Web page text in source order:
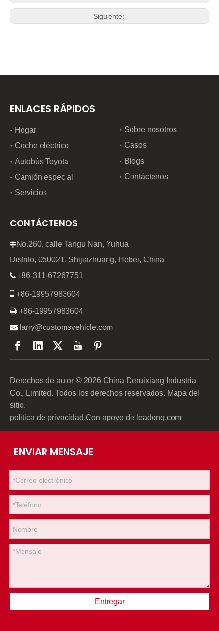
Siguiente:
ENLACES RÁPIDOS
Hogar
Coche eléctrico
Autobús Toyota
Camión especial
Servicios
Sobre nosotros
Casos
Blogs
Contáctenos
CONTÁCTENOS
No.260, calle Tangu Nan, Yuhua
Distrito, 050021, Shijiazhuang, Hebei, China
 +86-311-67267751
 +86-19957983604
 +86-19957983604
 larry@customsvehicle.com
Derechos de autor © 2026 China Deruixiang Industrial
Co., Limited. Todos los derechos reservados. Mapa del
sitio.
política de privacidad.Con apoyo de leadong.com
ENVIAR MENSAJE
Entregar